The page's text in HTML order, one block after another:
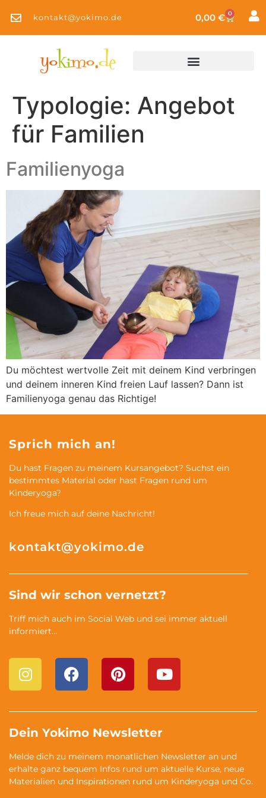
kontakt@yokimo.de 0,00 € 0
Typologie: Angebot
für Familien
Familienyoga
Du möchtest wertvolle Zeit mit deinem Kind verbringen
und deinem inneren Kind freien Lauf lassen? Dann ist
Familienyoga genau das Richtige!
Sprich mich an!
Du hast Fragen zu meinem Kursangebot? Suchst ein
bestimmtes Material oder hast Fragen rund um
Kinderyoga?
Ich freue mich auf deine Nachricht!
kontakt@yokimo.de
Sind wir schon vernetzt?
Triff mich auch im Social Web und sei immer aktuell
informiert…
Dein Yokimo Newsletter
Melde dich zu meinem monatlichen Newsletter an und
erhalte ganz bequem Infos rund um aktuelle Kurse, neue
Materialien und Inspirationen rund um Kinderyoga und Co.